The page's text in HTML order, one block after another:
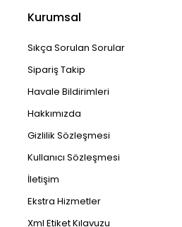
Kurumsal
Sıkça Sorulan Sorular
Sipariş Takip
Havale Bildirimleri
Hakkımızda
Gizlilik Sözleşmesi
Kullanıcı Sözleşmesi
İletişim
Ekstra Hizmetler
Xml Etiket Kılavuzu